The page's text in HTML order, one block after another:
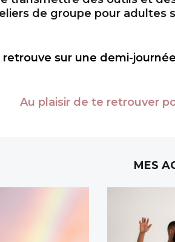
de groupe pour adultes
retrouve sur une demi-
Au plaisir de te retrouver
MES